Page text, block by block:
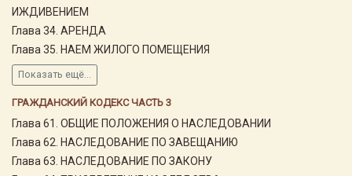
ИЖДИВЕНИЕМ
Глава 34. АРЕНДА
Глава 35. НАЕМ ЖИЛОГО ПОМЕЩЕНИЯ
Показать ещё...
ГРАЖДАНСКИЙ КОДЕКС ЧАСТЬ 3
Глава 61. ОБЩИЕ ПОЛОЖЕНИЯ О НАСЛЕДОВАНИИ
Глава 62. НАСЛЕДОВАНИЕ ПО ЗАВЕЩАНИЮ
Глава 63. НАСЛЕДОВАНИЕ ПО ЗАКОНУ